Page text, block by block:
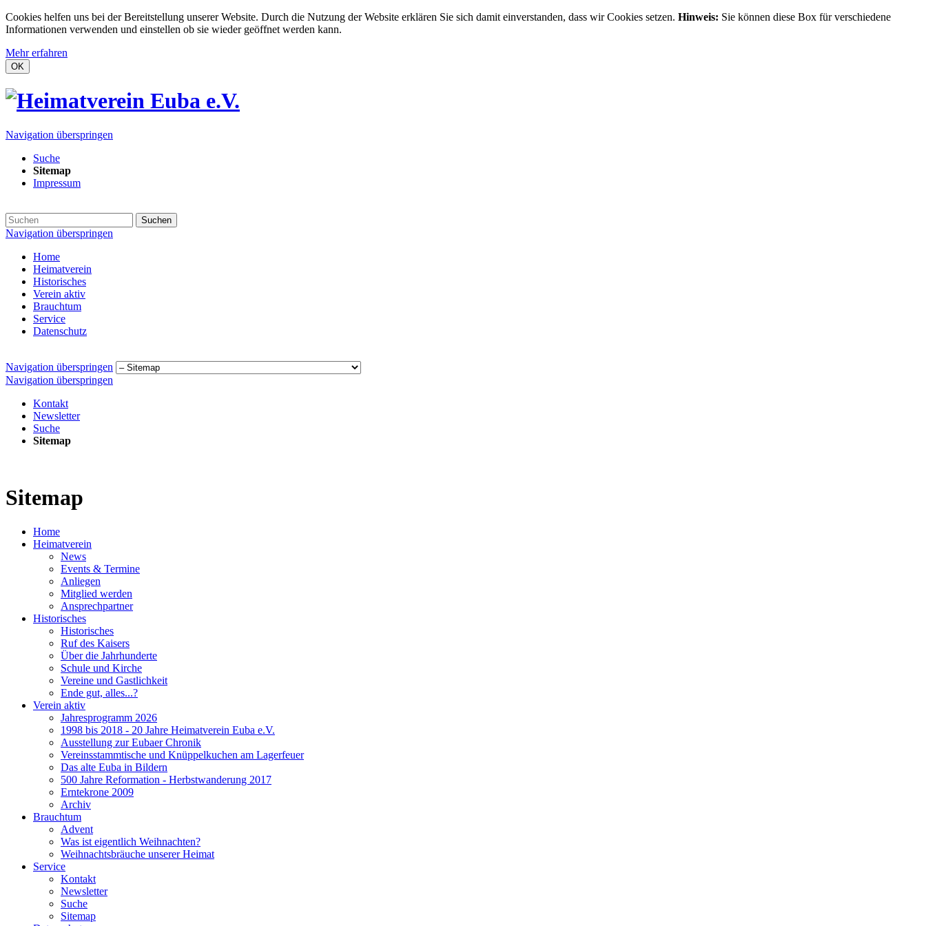
Cookies helfen uns bei der Bereitstellung unserer Website. Durch die Nutzung der Website erklären Sie sich damit einverstanden, dass wir Cookies setzen. Hinweis: Sie können diese Box für verschiedene
Informationen verwenden und einstellen ob sie wieder geöffnet werden kann.
Mehr erfahren
OK
Navigation überspringen
Suche
Sitemap
Impressum
Suchen
Navigation überspringen
Home
Heimatverein
Historisches
Verein aktiv
Brauchtum
Service
Datenschutz
Navigation überspringen
Navigation überspringen
Kontakt
Newsletter
Suche
Sitemap
Sitemap
Home
Heimatverein
News
Events & Termine
Anliegen
Mitglied werden
Ansprechpartner
Historisches
Historisches
Ruf des Kaisers
Über die Jahrhunderte
Schule und Kirche
Vereine und Gastlichkeit
Ende gut, alles...?
Verein aktiv
Jahresprogramm 2026
1998 bis 2018 - 20 Jahre Heimatverein Euba e.V.
Ausstellung zur Eubaer Chronik
Vereinsstammtische und Knüppelkuchen am Lagerfeuer
Das alte Euba in Bildern
500 Jahre Reformation - Herbstwanderung 2017
Erntekrone 2009
Archiv
Brauchtum
Advent
Was ist eigentlich Weihnachten?
Weihnachtsbräuche unserer Heimat
Service
Kontakt
Newsletter
Suche
Sitemap